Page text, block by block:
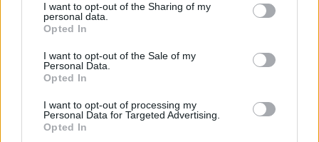
I want to opt-out of the Sharing of my
personal data.
Opted In
I want to opt-out of the Sale of my
Personal Data.
Opted In
I want to opt-out of processing my
Personal Data for Targeted Advertising.
Opted In
το Στρατόπεδο Μπετεινάκη που βρίσκεται
σε τελική φάση πολεοδόμησης και την
χώρους στην Αμνισό. Ακόμα, ο Δήμος
Ηρακλείου τέλος, απαιτεί σε κάθε
περίπτωση την απρόσκοπτη, συνεχή,
ανεμπόδιστη δημόσια πρόσβαση και χρήση
του παραλιακού μετώπου, από το ανατολικό